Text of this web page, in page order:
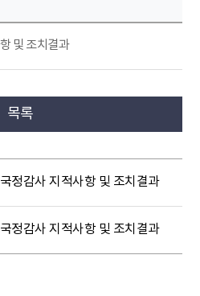
및 조치결과
목록
정감사 지적사항 및 조치결과
정감사 지적사항 및 조치결과